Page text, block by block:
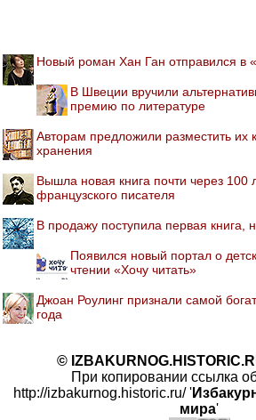
Новый роман Хан Ган отправился в
В Швеции вручили
премию по литературе
Авторам предложили разместить их
хранения
Вышла новая книга почти через 100
французского писателя
В продажу поступила первая книга,
Появился новый портал о
чтении «Хочу читать»
Джоан Роулинг признали самой
года
©
При копировании ссылка
http://izbakurnog.historic.ru/ '
мира'